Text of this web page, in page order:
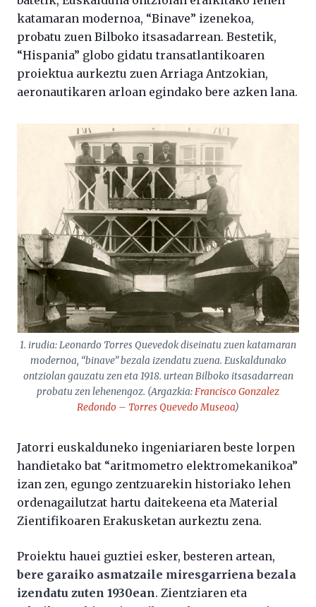
katamaran modernoa, “Binave” izenekoa,
probatu zuen Bilboko itsasadarrean. Bestetik,
“Hispania” globo gidatu transatlantikoaren
proiektua aurkeztu zuen Arriaga Antzokian,
aeronautikaren arloan egindako bere azken lana.
1. irudia: Leonardo Torres Quevedok diseinatu zuen katamaran
modernoa, “binave” bezala izendatu zuena. Euskaldunako
ontziolan gauzatu zen eta 1918. urtean Bilboko itsasadarrean
probatu zen lehenengoz. (Argazkia:Francisco Gonzalez
Redondo – Torres Quevedo Museoa)
Jatorri euskalduneko ingeniariaren beste lorpen
handietako bat “aritmometro elektromekanikoa”
izan zen, egungo zentzuarekin historiako lehen
ordenagailutzat hartu daitekeena eta Material
Zientifikoaren Erakusketan aurkeztu zena.
Proiektu hauei guztiei esker, besteren artean,
bere garaiko asmatzaile miresgarriena bezala
izendatu zuten 1930ean. Zientziaren eta